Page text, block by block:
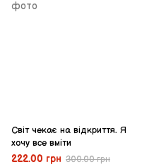
Світ чекає на відкриття. Я
хочу все вміти
222.00 грн 300.00 грн